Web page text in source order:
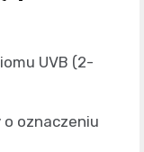
UVB (2-
oznaczeniu